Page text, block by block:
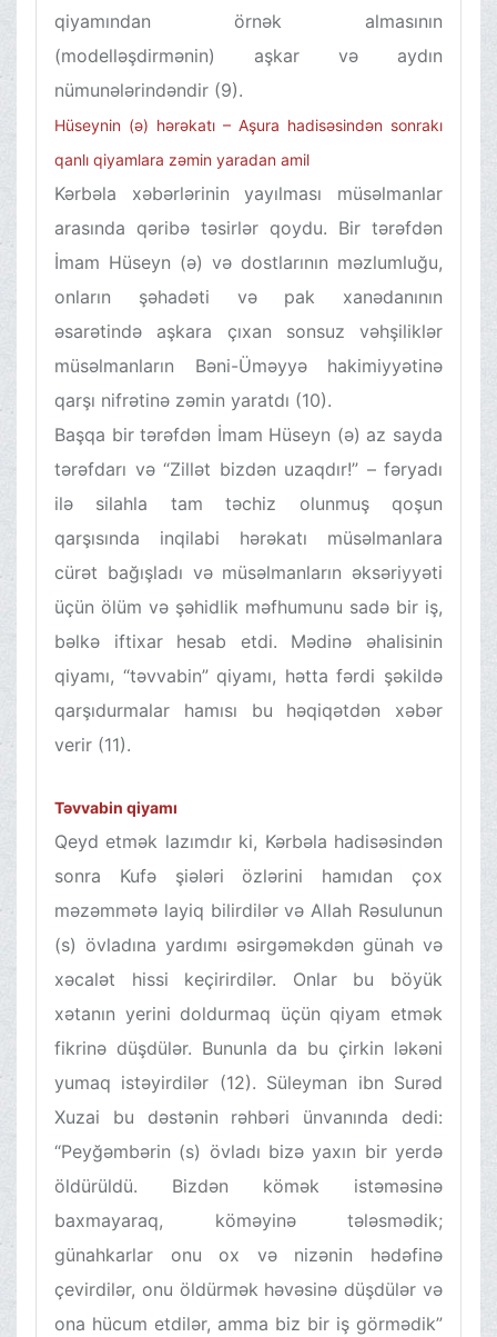
qiyamından örnək almasının
(modelləşdirmənin) aşkar və aydın
nümunələrindəndir (9).
Hüseynin (ə) hərəkatı – Aşura hadisəsindən sonrakı
qanlı qiyamlara zəmin yaradan amil
Kərbəla xəbərlərinin yayılması müsəlmanlar
arasında qəribə təsirlər qoydu. Bir tərəfdən
İmam Hüseyn (ə) və dostlarının məzlumluğu,
onların şəhadəti və pak xanədanının
əsarətində aşkara çıxan sonsuz vəhşiliklər
müsəlmanların Bəni-Üməyyə hakimiyyətinə
qarşı nifrətinə zəmin yaratdı (10).
Başqa bir tərəfdən İmam Hüseyn (ə) az sayda
tərəfdarı və “Zillət bizdən uzaqdır!” – fəryadı
ilə silahla tam təchiz olunmuş qoşun
qarşısında inqilabi hərəkatı müsəlmanlara
cürət bağışladı və müsəlmanların əksəriyyəti
üçün ölüm və şəhidlik məfhumunu sadə bir iş,
bəlkə iftixar hesab etdi. Mədinə əhalisinin
qiyamı, “təvvabin” qiyamı, hətta fərdi şəkildə
qarşıdurmalar hamısı bu həqiqətdən xəbər
verir (11).
Təvvabin qiyamı
Qeyd etmək lazımdır ki, Kərbəla hadisəsindən
sonra Kufə şiələri özlərini hamıdan çox
məzəmmətə layiq bilirdilər və Allah Rəsulunun
(s) övladına yardımı əsirgəməkdən günah və
xəcalət hissi keçirirdilər. Onlar bu böyük
xətanın yerini doldurmaq üçün qiyam etmək
fikrinə düşdülər. Bununla da bu çirkin ləkəni
yumaq istəyirdilər (12). Süleyman ibn Surəd
Xuzai bu dəstənin rəhbəri ünvanında dedi:
“Peyğəmbərin (s) övladı bizə yaxın bir yerdə
öldürüldü. Bizdən kömək istəməsinə
baxmayaraq, köməyinə tələsmədik;
günahkarlar onu ox və nizənin hədəfinə
çevirdilər, onu öldürmək həvəsinə düşdülər və
ona hücum etdilər, amma biz bir iş görmədik”